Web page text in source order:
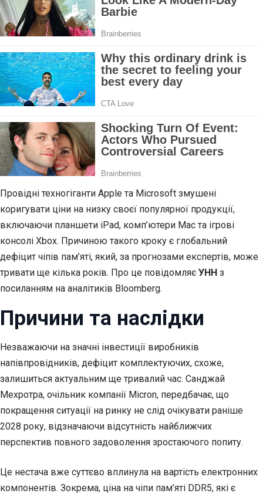
Провідні техногіганти Apple та Microsoft змушені
коригувати ціни на низку своєї популярної продукції,
включаючи планшети iPad, комп’ютери Mac та ігрові
консолі Xbox. Причиною такого кроку є глобальний
дефіцит чіпів пам’яті, який, за прогнозами експертів, може
тривати ще кілька років. Про це повідомляє УНН з
посиланням на аналітиків Bloomberg.
Причини та наслідки
Незважаючи на значні інвестиції виробників
напівпровідників, дефіцит комплектуючих, схоже,
залишиться актуальним ще тривалий час. Санджай
Мехротра, очільник компанії Micron, передбачає, що
покращення ситуації на ринку не слід очікувати раніше
2028 року, відзначаючи відсутність найближчих
перспектив повного задоволення зростаючого попиту.
Це нестача вже суттєво вплинула на вартість електронних
компонентів. Зокрема, ціна на чіпи пам’яті DDR5, які є